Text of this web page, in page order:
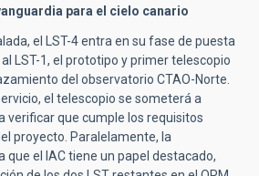
para el cielo canario
el LST-4 entra en su fase de puesta
LST-1, el prototipo y primer telescopio
del observatorio CTAO-Norte.
el telescopio se someterá a
verificar que cumple los requisitos
proyecto. Paralelamente, la
que el IAC tiene un papel destacado,